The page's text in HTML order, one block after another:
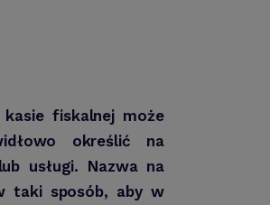
fiskalnej może
określić na
usługi. Nazwa na
taki sposób, aby w